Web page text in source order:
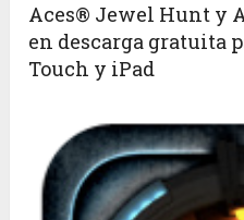
Aces® Jewel Hunt y
en descarga gratuita
Touch y iPad